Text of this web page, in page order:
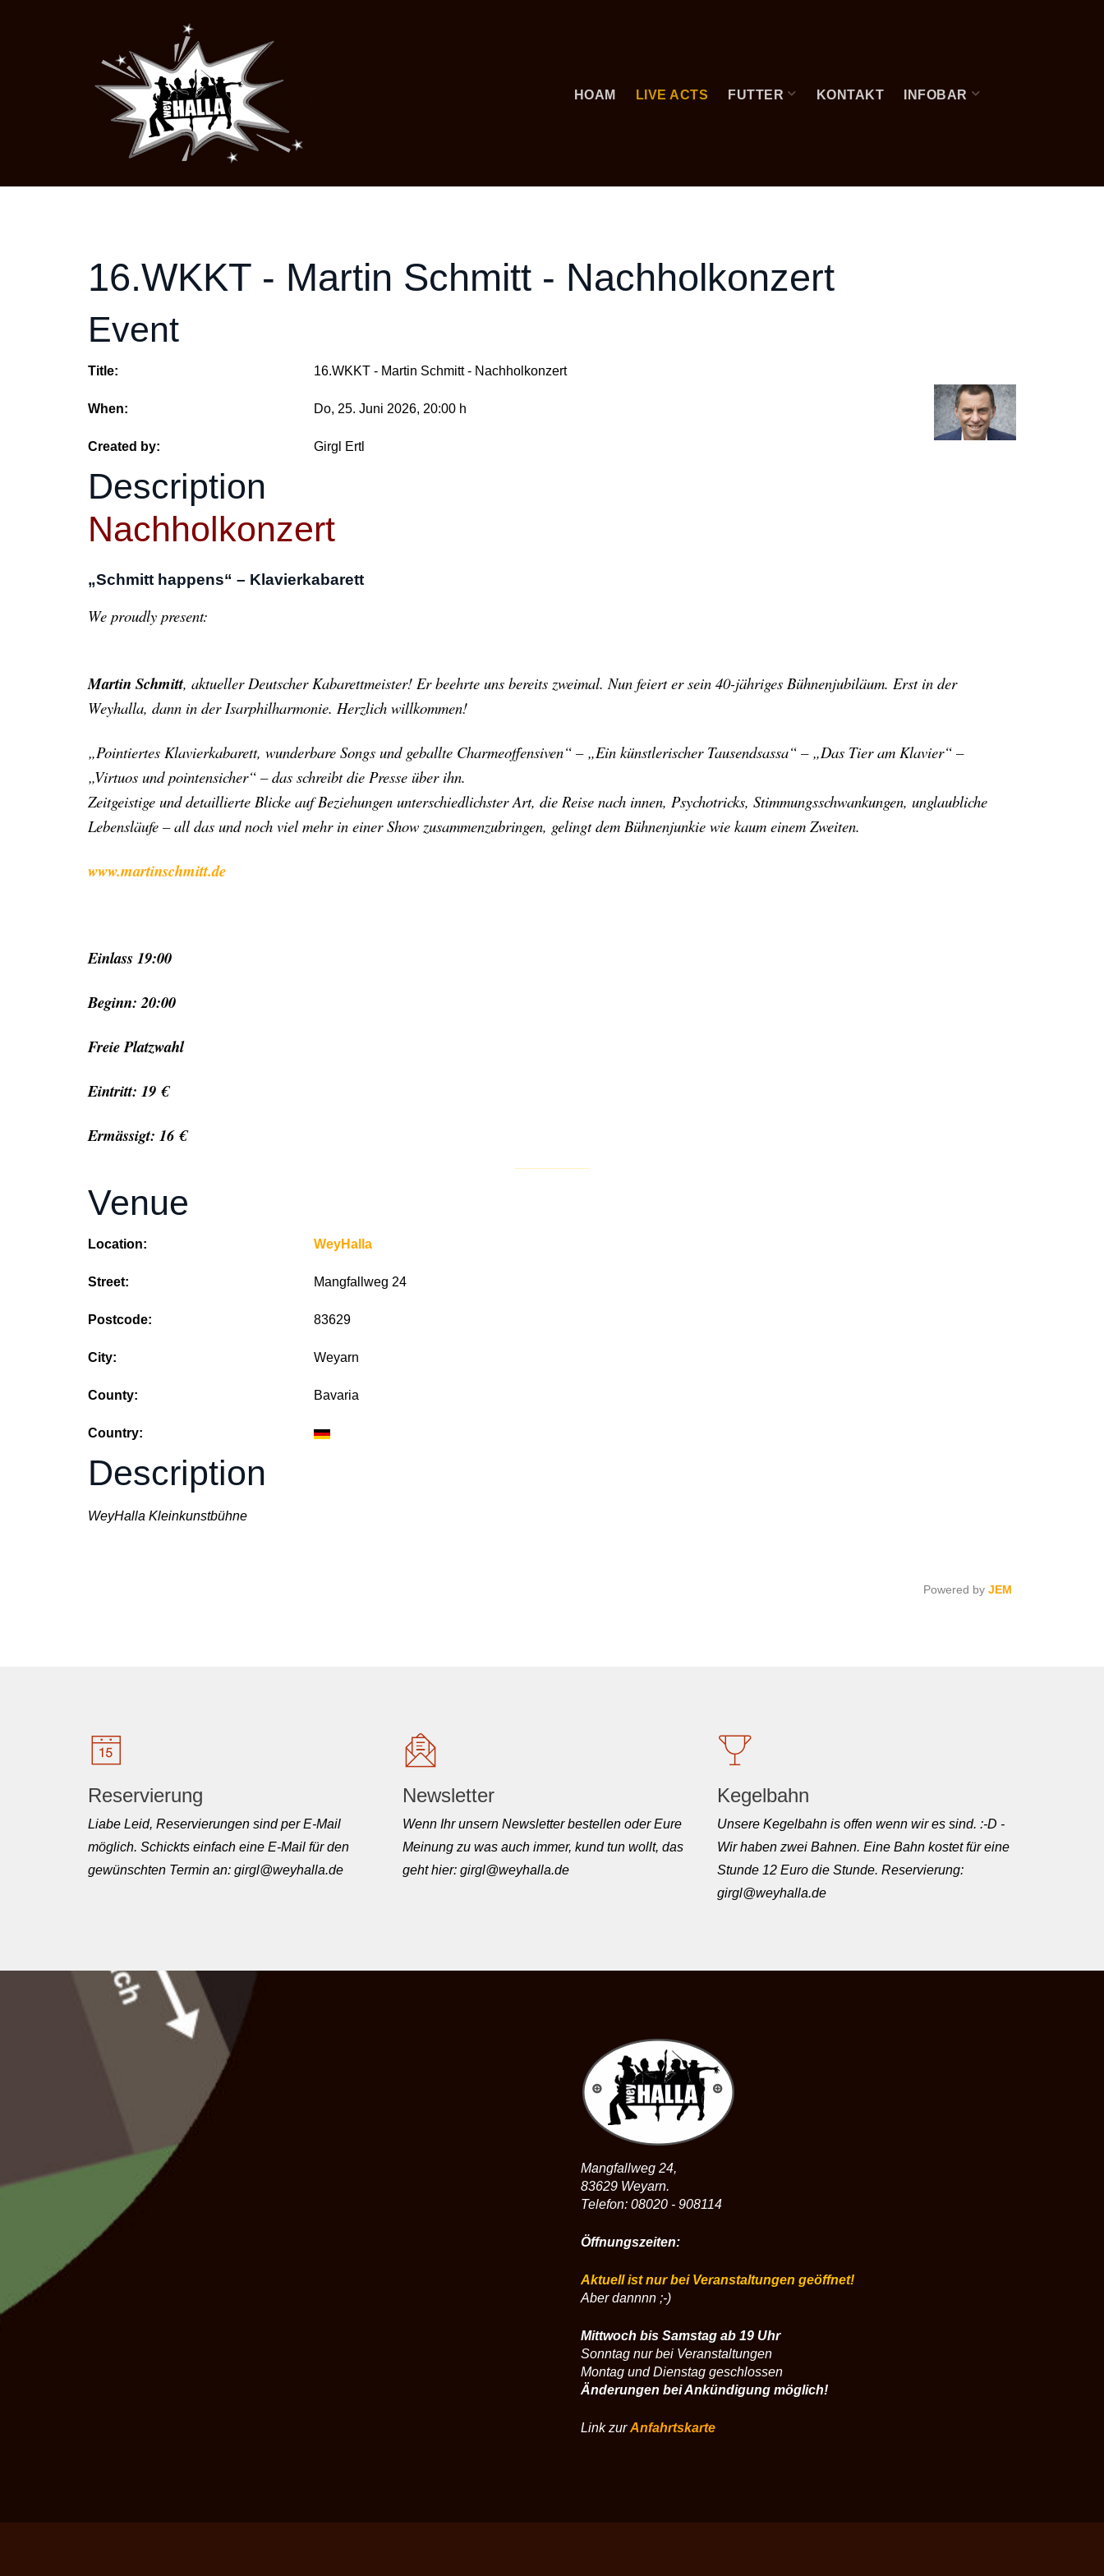
HOAM LIVE ACTS FUTTER KONTAKT INFOBAR
16.WKKT - Martin Schmitt - Nachholkonzert
Event
Title: 16.WKKT - Martin Schmitt - Nachholkonzert
When: Do, 25. Juni 2026, 20:00 h
Created by: Girgl Ertl
Description
Nachholkonzert
„Schmitt happens“ – Klavierkabarett
We proudly present:
Martin Schmitt, aktueller Deutscher Kabarettmeister! Er beehrte uns bereits zweimal. Nun feiert er sein 40-jähriges Bühnenjubiläum. Erst in der
Weyhalla, dann in der Isarphilharmonie. Herzlich willkommen!
„Pointiertes Klavierkabarett, wunderbare Songs und geballte Charmeoffensiven“ – „Ein künstlerischer Tausendsassa“ – „Das Tier am Klavier“ –
„Virtuos und pointensicher“ – das schreibt die Presse über ihn.
Zeitgeistige und detaillierte Blicke auf Beziehungen unterschiedlichster Art, die Reise nach innen, Psychotricks, Stimmungsschwankungen, unglaubliche
Lebensläufe – all das und noch viel mehr in einer Show zusammenzubringen, gelingt dem Bühnenjunkie wie kaum einem Zweiten.
www.martinschmitt.de
Einlass 19:00
Beginn: 20:00
Freie Platzwahl
Eintritt: 19 €
Ermässigt: 16 €
Venue
Location: WeyHalla
Street: Mangfallweg 24
Postcode: 83629
City: Weyarn
County: Bavaria
Country:
Description
WeyHalla Kleinkunstbühne
Powered by JEM
Reservierung
Liabe Leid, Reservierungen sind per E-Mail
möglich. Schickts einfach eine E-Mail für den
gewünschten Termin an: girgl@weyhalla.de
Newsletter
Wenn Ihr unsern Newsletter bestellen oder Eure
Meinung zu was auch immer, kund tun wollt, das
geht hier: girgl@weyhalla.de
Kegelbahn
Unsere Kegelbahn is offen wenn wir es sind. :-D -
Wir haben zwei Bahnen. Eine Bahn kostet für eine
Stunde 12 Euro die Stunde. Reservierung:
girgl@weyhalla.de
Mangfallweg 24,
83629 Weyarn.
Telefon: 08020 - 908114
Öffnungszeiten:
Aktuell ist nur bei Veranstaltungen geöffnet!
Aber dannnn ;-)
Mittwoch bis Samstag ab 19 Uhr
Sonntag nur bei Veranstaltungen
Montag und Dienstag geschlossen
Änderungen bei Ankündigung möglich!
Link zurAnfahrtskarte